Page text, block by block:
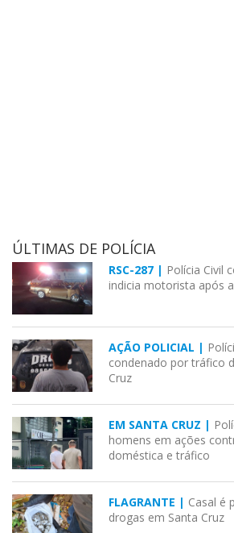
ÚLTIMAS DE POLÍCIA
RSC-287 | Polícia Civil
indicia motorista após
AÇÃO POLICIAL |
condenado por tráfico
Cruz
EM SANTA CRUZ |
homens em ações
doméstica e tráfico
FLAGRANTE | Casal é
drogas em Santa Cruz